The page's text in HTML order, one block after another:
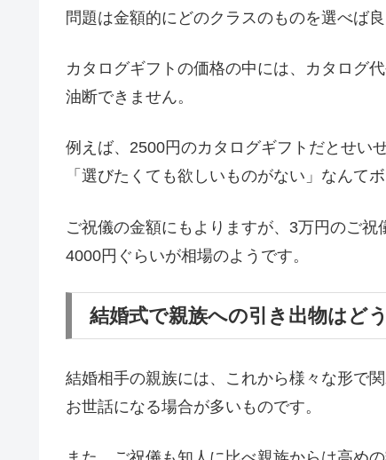
問題は金額的にどのクラスのものを選べば
カタログギフトの価格の中には、カタログ
油断できません。
例えば、2500円のカタログギフトだとせい
「選びたくても欲しいものがない」なんて
ご祝儀の金額にもよりますが、3万円のご
4000円ぐらいが相場のようです。
結婚式で親族への引き出物はど
結婚相手の親族には、これから様々な形で
お世話になる場合が多いものです。